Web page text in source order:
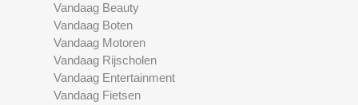
Vandaag Beauty
Vandaag Boten
Vandaag Motoren
Vandaag Rijscholen
Vandaag Entertainment
Vandaag Fietsen